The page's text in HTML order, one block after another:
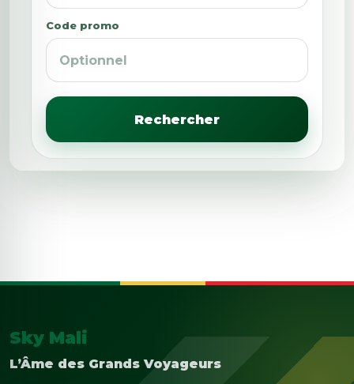
Code promo
Rechercher
Sky Mali
L’Âme des Grands Voyageurs